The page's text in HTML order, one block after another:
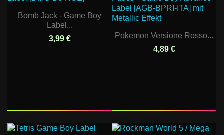
Bomb Jack - Game Boy
Label...
3,99 €
Pokemon Versione Rosso...
4,89 €